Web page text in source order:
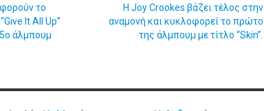
το
It All Up”
άλμπουμ
Η Joy Crookes βάζει τέλος στην
αναμονή και κυκλοφορεί το πρώτο
της άλμπουμ με τίτλο “Skin”.